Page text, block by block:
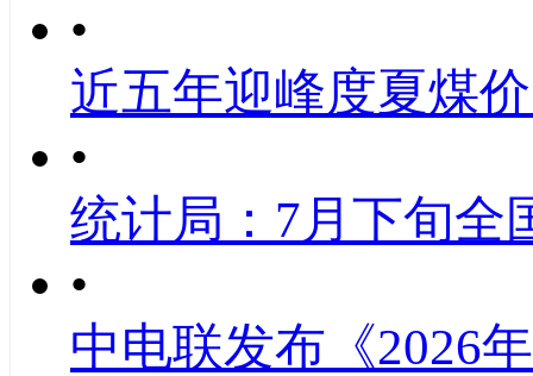
•
近五年迎峰度夏煤
•
统计局：7月下旬全
•
中电联发布《2026